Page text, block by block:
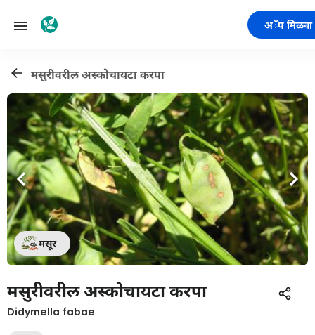
अॅप मिळवा
मसुरीवरील अस्कोचायटा करपा
मसूर
मसुरीवरील अस्कोचायटा करपा
Didymella fabae